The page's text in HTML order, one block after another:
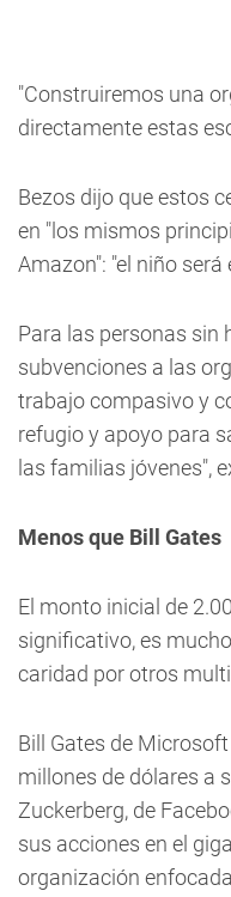
"Construiremos una
directamente estas
Bezos dijo que estos
en "los mismos
Amazon": "el niño será
Para las personas sin
subvenciones a las
trabajo compasivo y
refugio y apoyo para
las familias jóvenes",
Menos que Bill Gates
El monto inicial de
significativo, es
caridad por otros
Bill Gates de
millones de dólares a
Zuckerberg, de
sus acciones en el
organización